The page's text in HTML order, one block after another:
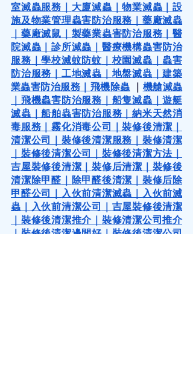
室滅蟲服務 ｜ 大廈滅蟲 ｜物業滅蟲 ｜ 設
施及物業管理蟲害防治服務 ｜ 藥廠滅蟲
｜ 藥廠滅鼠 ｜ 製藥業蟲害防治服務 ｜ 醫
院滅蟲 ｜ 診所滅蟲 ｜ 醫療機構蟲害防治
服務 ｜學校滅蚊防蚊｜ 校園滅蟲 ｜ 蟲害
防治服務 ｜ 工地滅蟲 ｜ 地盤滅蟲 ｜建築
業蟲害防治服務 ｜ 飛機除蟲 ｜ 機艙滅蟲
｜ 飛機蟲害防治服務 ｜ 船隻滅蟲 ｜遊艇
滅蟲 ｜船舶蟲害防治服務 ｜ 納米天然消
毒服務 ｜ 霧化消毒公司 ｜裝修後清潔 ｜
清潔公司 ｜ 裝修後清潔服務 ｜ 裝修清潔
｜ 裝修後清潔公司 ｜ 裝修後清潔方法 ｜
吉屋裝修後清潔 ｜ 裝修后清潔 ｜ 裝修後
清潔除甲醛 ｜ 除甲醛後清潔 ｜ 裝修后除
甲醛公司 ｜ 入伙前清潔滅蟲 ｜ 入伙前滅
蟲 ｜ 入伙前清潔公司 ｜ 吉屋裝修後清潔
｜ 裝修後清潔推介 ｜ 裝修清潔公司推介
｜ 裝修後清潔邊間好｜ 裝修後清潔公司